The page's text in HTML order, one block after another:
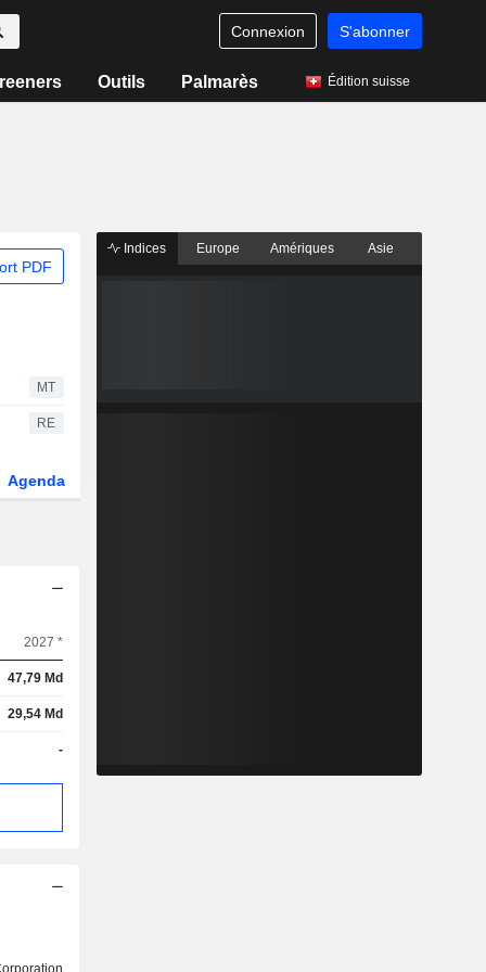
Connexion S'abonner
Outils Palmarès Édition suisse
PDF
MT
RE
Agenda
2027 *
47,79 Md
29,54 Md
-
Indices Europe Amériques Asie